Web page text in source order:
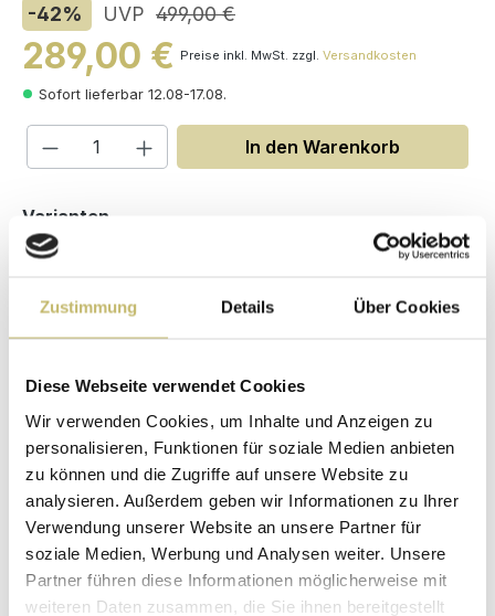
Zustimmung Details Über Cookies
Diese Webseite verwendet Cookies
Wir verwenden Cookies, um Inhalte und Anzeigen zu
personalisieren, Funktionen für soziale Medien anbieten
zu können und die Zugriffe auf unsere Website zu
analysieren. Außerdem geben wir Informationen zu Ihrer
Verwendung unserer Website an unsere Partner für
soziale Medien, Werbung und Analysen weiter. Unsere
Partner führen diese Informationen möglicherweise mit
weiteren Daten zusammen, die Sie ihnen bereitgestellt
-42% UVP 499,00 €
289,00 € Preise inkl. MwSt. zzgl. Versandkosten
Sofort lieferbar 12.08-17.08.
Produkt Anzahl: Gib den
In den Warenkorb
Varianten
Hochwertige
Materialien
Herstellerpreis
ohne
Zwischenhändler
Kundenbetreuung
mit bester
Bewertung
Gut verpackt für
beschädigungsfreie
Lieferung
Designed in
Germany
1 Monat risikofreies
Rückgaberecht